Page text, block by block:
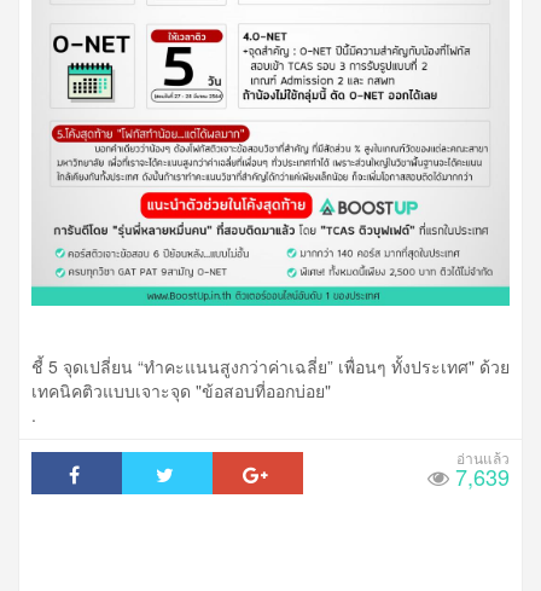
ชี้ 5 จุดเปลี่ยน “ทำคะแนนสูงกว่าค่าเฉลี่ย” เพื่อนๆ ทั้งประเทศ" ด้วย
เทคนิคติวแบบเจาะจุด "ข้อสอบที่ออกบ่อย"
.
7,639